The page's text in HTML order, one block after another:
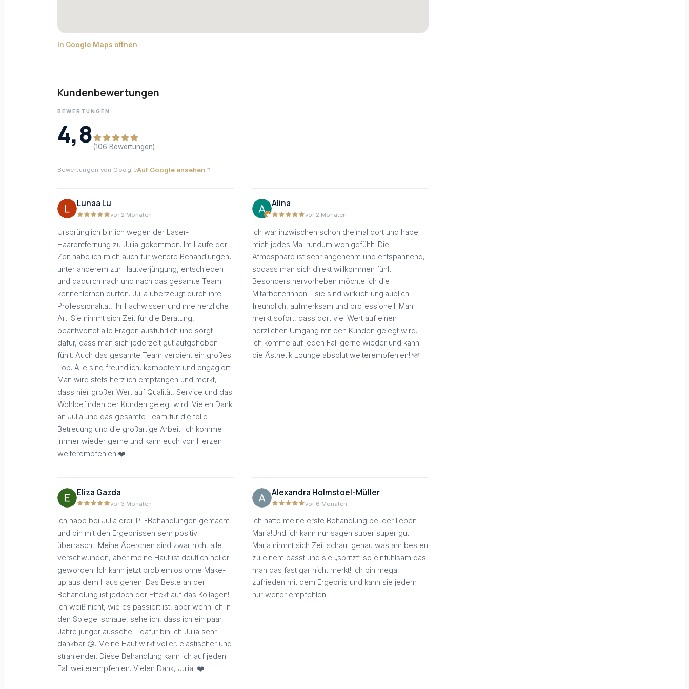
In Google Maps öffnen
Kundenbewertungen
BEWERTUNGEN
4,8 (106 Bewertungen)
Bewertungen von GoogleAuf Google ansehen
Lunaa Lu
vor 2 Monaten
Ursprünglich bin ich wegen der Laser-
Haarentfernung zu Julia gekommen. Im Laufe der
Zeit habe ich mich auch für weitere Behandlungen,
unter anderem zur Hautverjüngung, entschieden
und dadurch nach und nach das gesamte Team
kennenlernen dürfen. Julia überzeugt durch ihre
Professionalität, ihr Fachwissen und ihre herzliche
Art. Sie nimmt sich Zeit für die Beratung,
beantwortet alle Fragen ausführlich und sorgt
dafür, dass man sich jederzeit gut aufgehoben
fühlt. Auch das gesamte Team verdient ein großes
Lob. Alle sind freundlich, kompetent und engagiert.
Man wird stets herzlich empfangen und merkt,
dass hier großer Wert auf Qualität, Service und das
Wohlbefinden der Kunden gelegt wird. Vielen Dank
an Julia und das gesamte Team für die tolle
Betreuung und die großartige Arbeit. Ich komme
immer wieder gerne und kann euch von Herzen
weiterempfehlen!❤️
Alina
vor 2 Monaten
Ich war inzwischen schon dreimal dort und habe
mich jedes Mal rundum wohlgefühlt. Die
Atmosphäre ist sehr angenehm und entspannend,
sodass man sich direkt willkommen fühlt.
Besonders hervorheben möchte ich die
Mitarbeiterinnen – sie sind wirklich unglaublich
freundlich, aufmerksam und professionell. Man
merkt sofort, dass dort viel Wert auf einen
herzlichen Umgang mit den Kunden gelegt wird.
Ich komme auf jeden Fall gerne wieder und kann
die Ästhetik Lounge absolut weiterempfehlen! 🩷
Eliza Gazda
vor 3 Monaten
Ich habe bei Julia drei IPL-Behandlungen gemacht
und bin mit den Ergebnissen sehr positiv
überrascht. Meine Äderchen sind zwar nicht alle
verschwunden, aber meine Haut ist deutlich heller
geworden. Ich kann jetzt problemlos ohne Make-
up aus dem Haus gehen. Das Beste an der
Behandlung ist jedoch der Effekt auf das Kollagen!
Ich weiß nicht, wie es passiert ist, aber wenn ich in
den Spiegel schaue, sehe ich, dass ich ein paar
Jahre jünger aussehe – dafür bin ich Julia sehr
dankbar 😘. Meine Haut wirkt voller, elastischer und
strahlender. Diese Behandlung kann ich auf jeden
Fall weiterempfehlen. Vielen Dank, Julia! ❤️
Alexandra Holmstoel-Müller
vor 6 Monaten
Ich hatte meine erste Behandlung bei der lieben
Maria!Und ich kann nur sagen super super gut!
Maria nimmt sich Zeit schaut genau was am besten
zu einem passt und sie „spritzt“ so einfühlsam das
man das fast gar nicht merkt! Ich bin mega
zufrieden mit dem Ergebnis und kann sie jedem
nur weiter empfehlen!